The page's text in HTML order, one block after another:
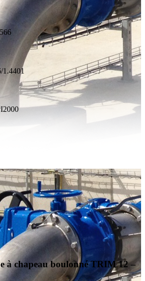
à chapeau boulonné TRIM 12 –